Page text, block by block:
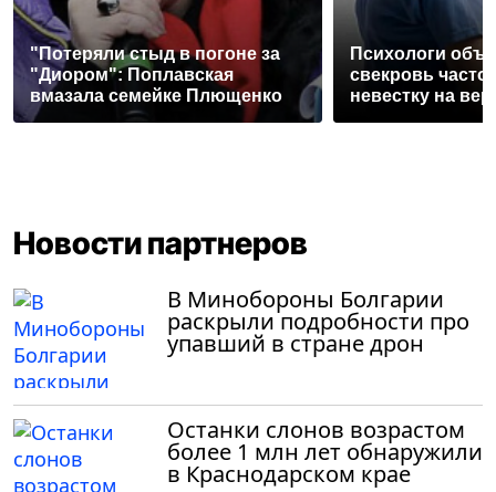
"Потеряли стыд в погоне за
"Диором": Поплавская
вмазала семейке Плющенко
Психологи
свекровь часто
невестку на
Новости партнеров
В Минобороны Болгарии
раскрыли подробности про
упавший в стране дрон
Останки слонов возрастом
более 1 млн лет обнаружили
в Краснодарском крае